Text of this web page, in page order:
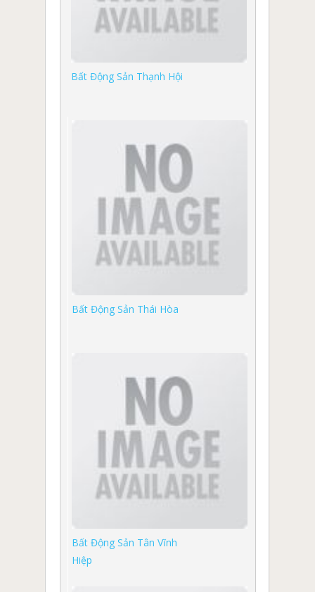
Bất Động Sản Thạnh Hội
Bất Động Sản Thái Hòa
Bất Động Sản Tân Vĩnh
Hiệp